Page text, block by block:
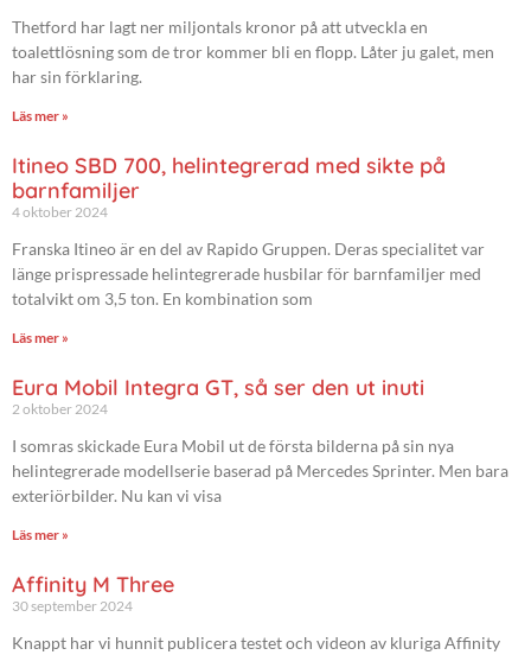
Thetford har lagt ner miljontals kronor på att utveckla en
toalettlösning som de tror kommer bli en flopp. Låter ju galet, men
har sin förklaring.
Läs mer »
Itineo SBD 700, helintegrerad med sikte på
barnfamiljer
4 oktober 2024
Franska Itineo är en del av Rapido Gruppen. Deras specialitet var
länge prispressade helintegrerade husbilar för barnfamiljer med
totalvikt om 3,5 ton. En kombination som
Läs mer »
Eura Mobil Integra GT, så ser den ut inuti
2 oktober 2024
I somras skickade Eura Mobil ut de första bilderna på sin nya
helintegrerade modellserie baserad på Mercedes Sprinter. Men bara
exteriörbilder. Nu kan vi visa
Läs mer »
Affinity M Three
30 september 2024
Knappt har vi hunnit publicera testet och videon av kluriga Affinity